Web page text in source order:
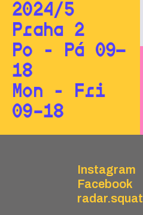
2024/5
Praha 2
Po - Pá 09—
18
Mon - Fri
09–18
Instagram
Facebook
radar.squat